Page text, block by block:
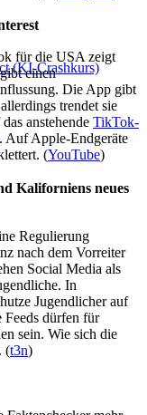
(KI-Crashkurs)
für die USA zeigt
einen
Die App gibt
trendet sie
anstehende TikTok-
Auf Apple-Endgeräte
(YouTube)
Kaliforniens neues
Regulierung
nach dem Vorreiter
Social Media als
In
Jugendlicher auf
Feeds dürfen für
sein. Wie sich die
(t3n)